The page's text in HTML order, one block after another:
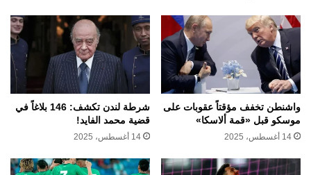
واشنطن تخفف مؤقتاً عقوبات على
موسكو قبل «قمة ألاسكا»
14 أغسطس، 2025
شرطة لندن تكشف: 146 بلاغاً في
قضية محمد الفايد!
14 أغسطس، 2025